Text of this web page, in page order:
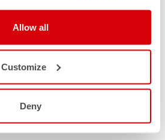
Allow all
Customize
Deny